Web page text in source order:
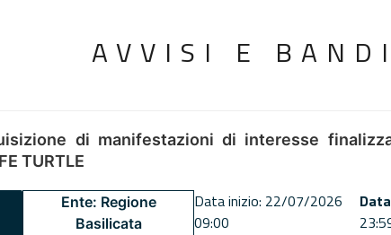
AVVISI E
di manifestazioni di interesse
TURTLE
Ente: Regione
Basilicata
Data inizio: 22/07/2026
09:00